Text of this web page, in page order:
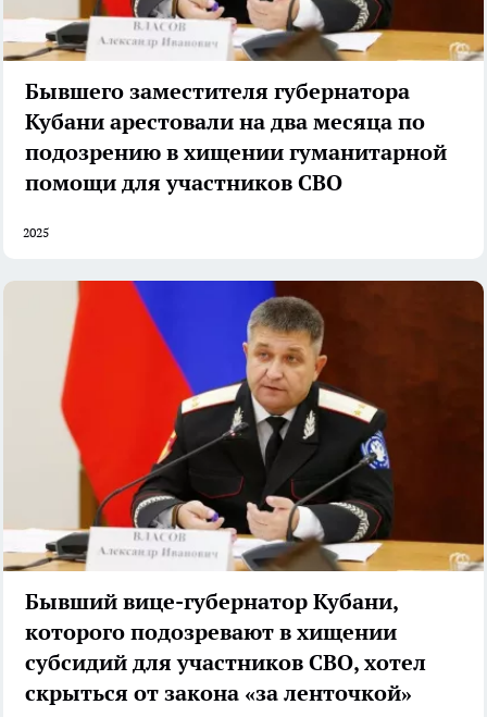
Бывшего заместителя губернатора
Кубани арестовали на два месяца по
подозрению в хищении гуманитарной
помощи для участников СВО
2025
Бывший вице-губернатор Кубани,
которого подозревают в хищении
субсидий для участников СВО, хотел
скрыться от закона «за ленточкой»